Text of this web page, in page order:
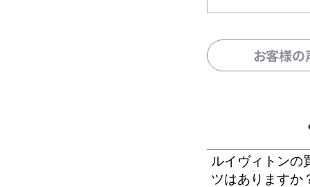
お客様
ルイヴィトンの
ツはありますか